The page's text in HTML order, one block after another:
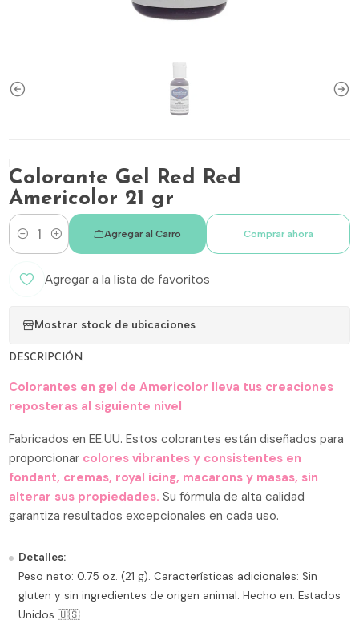
|
Colorante Gel Red Red
Americolor 21 gr
Cantidad
Agregar al Carro Comprar ahora
Agregar a la lista de favoritos
Mostrar stock de ubicaciones
DESCRIPCIÓN
Colorantes en gel de Americolor lleva tus creaciones
reposteras al siguiente nivel
Fabricados en EE.UU. Estos colorantes están diseñados para
proporcionar colores vibrantes y consistentes en
fondant, cremas, royal icing, macarons y masas, sin
alterar sus propiedades. Su fórmula de alta calidad
garantiza resultados excepcionales en cada uso.
Detalles:
Peso neto: 0.75 oz. (21 g). Características adicionales: Sin
gluten y sin ingredientes de origen animal. Hecho en: Estados
Unidos 🇺🇸